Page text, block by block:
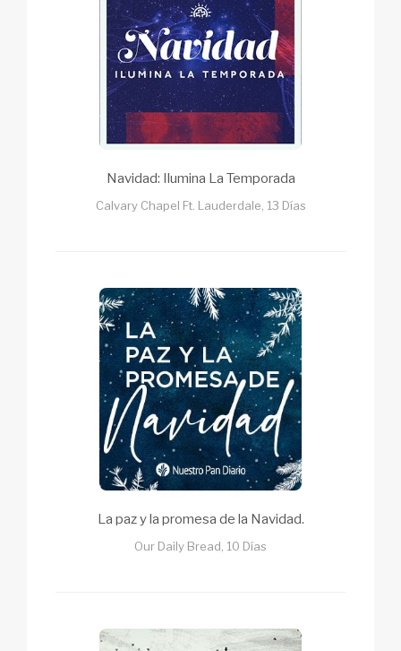
Navidad: Ilumina La Temporada
Calvary Chapel Ft. Lauderdale, 13 Días
La paz y la promesa de la Navidad.
Our Daily Bread, 10 Días